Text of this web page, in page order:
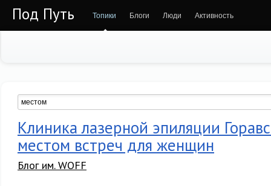
Под Путь Топики Блоги Люди Активность
Клиника лазерной эпиляции
местом встреч для женщин
Блог им. WOFF